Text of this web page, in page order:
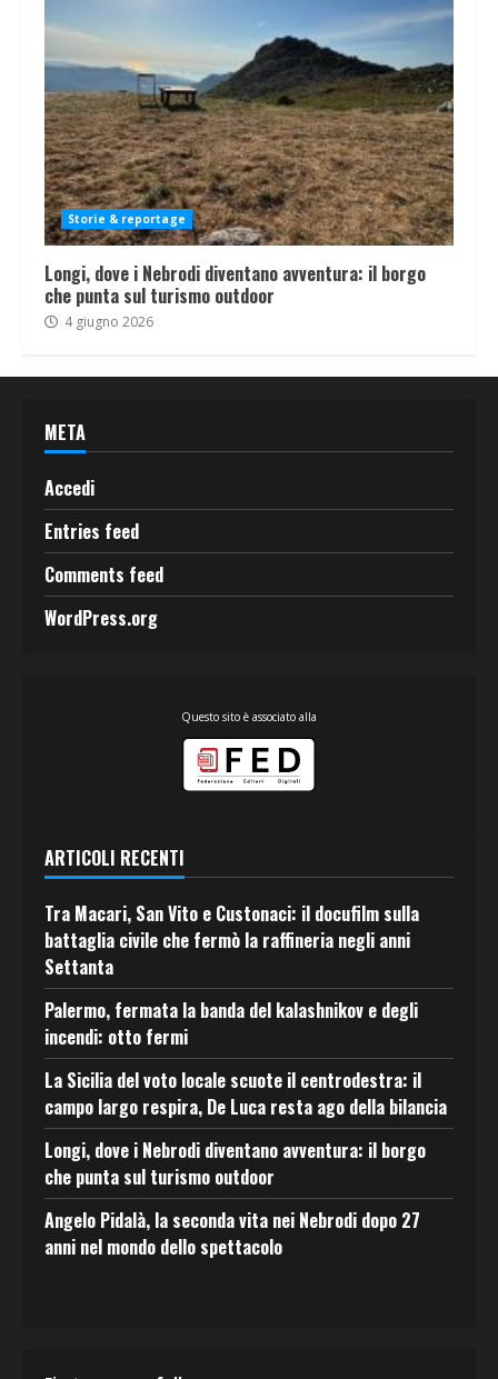
Storie & reportage
Longi, dove i Nebrodi diventano avventura: il borgo
che punta sul turismo outdoor
4 giugno 2026
META
Accedi
Entries feed
Comments feed
WordPress.org
Questo sito è associato alla
ARTICOLI RECENTI
Tra Macari, San Vito e Custonaci: il docufilm sulla
battaglia civile che fermò la raffineria negli anni
Settanta
Palermo, fermata la banda del kalashnikov e degli
incendi: otto fermi
La Sicilia del voto locale scuote il centrodestra: il
campo largo respira, De Luca resta ago della bilancia
Longi, dove i Nebrodi diventano avventura: il borgo
che punta sul turismo outdoor
Angelo Pidalà, la seconda vita nei Nebrodi dopo 27
anni nel mondo dello spettacolo